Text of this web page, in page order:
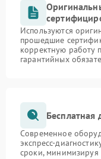
Используются
прошедшие
корректную работу
гарантийных
Бесплатная
Современное
экспресс-
сроки, минимизируя